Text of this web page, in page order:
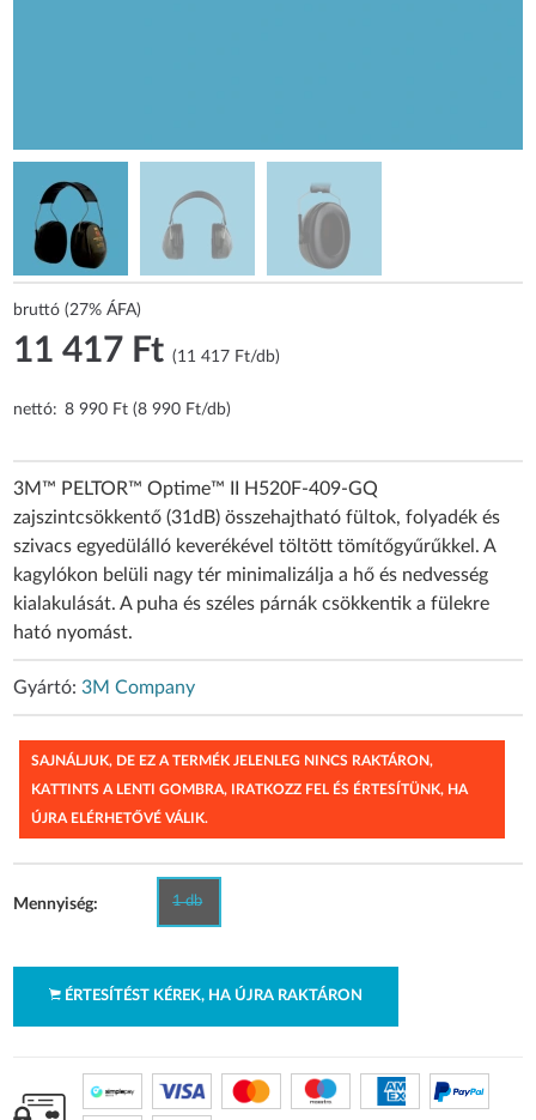
bruttó (27% ÁFA)
11 417 Ft(11 417 Ft/db)
nettó: 8 990 Ft (8 990 Ft/db)
3M™ PELTOR™ Optime™ II H520F-409-GQ
zajszintcsökkentő (31dB) összehajtható fültok, folyadék és
szivacs egyedülálló keverékével töltött tömítőgyűrűkkel. A
kagylókon belüli nagy tér minimalizálja a hő és nedvesség
kialakulását. A puha és széles párnák csökkentik a fülekre
ható nyomást.
Gyártó:3M Company
SAJNÁLJUK, DE EZ A TERMÉK JELENLEG NINCS RAKTÁRON,
KATTINTS A LENTI GOMBRA, IRATKOZZ FEL ÉS ÉRTESÍTÜNK, HA
ÚJRA ELÉRHETŐVÉ VÁLIK.
Mennyiség: 1 db
ÉRTESÍTÉST KÉREK, HA ÚJRA RAKTÁRON